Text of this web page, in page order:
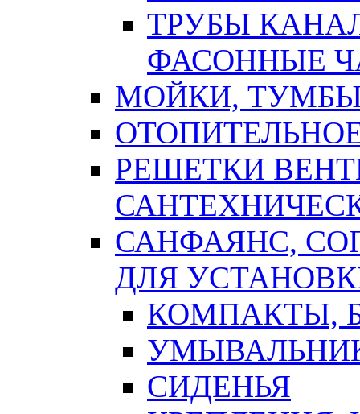
ТРУБЫ
ФАСОННЫЕ
МОЙКИ,
РЕШЕТКИ
САНФАЯНС,
ДЛЯ
КОМПАКТЫ,
СИДЕНЬЯ